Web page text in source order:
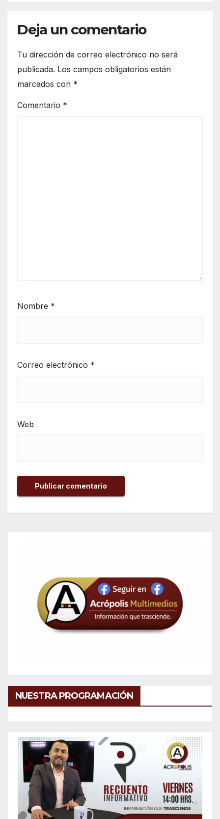
Deja un comentario
Tu dirección de correo electrónico no será
publicada. Los campos obligatorios están
marcados con *
Comentario *
Nombre *
Correo electrónico *
Web
NUESTRA PROGRAMACIÓN